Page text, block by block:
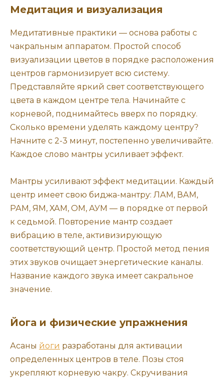
Медитация и визуализация
Медитативные практики — основа работы с
чакральным аппаратом. Простой способ
визуализации цветов в порядке расположения
центров гармонизирует всю систему.
Представляйте яркий свет соответствующего
цвета в каждом центре тела. Начинайте с
корневой, поднимайтесь вверх по порядку.
Сколько времени уделять каждому центру?
Начните с 2-3 минут, постепенно увеличивайте.
Каждое слово мантры усиливает эффект.
Мантры усиливают эффект медитации. Каждый
центр имеет свою биджа-мантру: ЛАМ, ВАМ,
РАМ, ЯМ, ХАМ, ОМ, АУМ — в порядке от первой
к седьмой. Повторение мантр создает
вибрацию в теле, активизирующую
соответствующий центр. Простой метод пения
этих звуков очищает энергетические каналы.
Название каждого звука имеет сакральное
значение.
Йога и физические упражнения
Асаны йоги разработаны для активации
определенных центров в теле. Позы стоя
укрепляют корневую чакру. Скручивания